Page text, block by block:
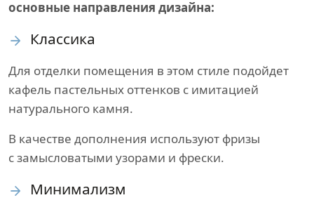
основные направления дизайна:
Классика
Для отделки помещения в этом стиле подойдет
кафель пастельных оттенков с имитацией
натурального камня.
В качестве дополнения используют фризы
с замысловатыми узорами и фрески.
Минимализм